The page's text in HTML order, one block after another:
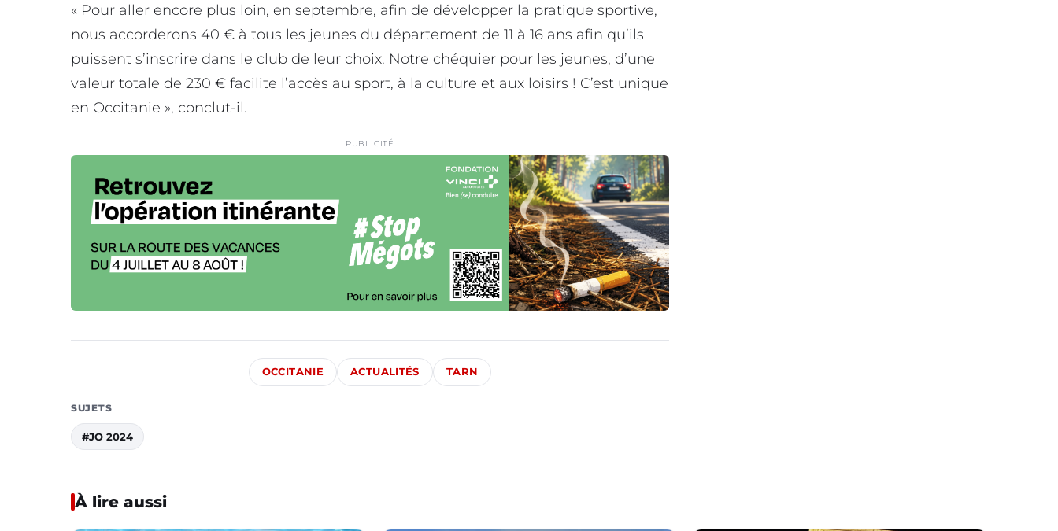
« Pour aller encore plus loin, en septembre, afin de développer la pratique sportive,
nous accorderons 40 € à tous les jeunes du département de 11 à 16 ans afin qu’ils
puissent s’inscrire dans le club de leur choix. Notre chéquier pour les jeunes, d’une
valeur totale de 230 € facilite l’accès au sport, à la culture et aux loisirs ! C’est unique
en Occitanie », conclut-il.
PUBLICITÉ
OCCITANIE ACTUALITÉS TARN
SUJETS
#JO 2024
À lire aussi